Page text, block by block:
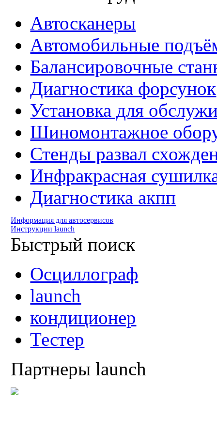
Автосканеры
Автомобильные
Балансировочные
Диагностика форсунок
Установка для
Шиномонтажное
Стенды развал
Инфракрасная
Диагностика акпп
Информация для автосервисов
Инструкции launch
Быстрый поиск
Осциллограф
launch
кондиционер
Тестер
Партнеры launch